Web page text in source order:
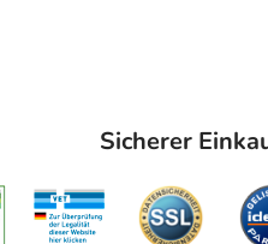
Sicherer